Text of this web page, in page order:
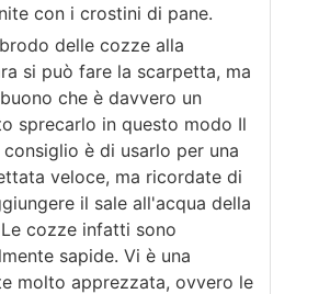
con i crostini di pane.
delle cozze alla
si può fare la scarpetta, ma
che è davvero un
sprecarlo in questo modo Il
è di usarlo per una
veloce, ma ricordate di
il sale all'acqua della
cozze infatti sono
sapide. Vi è una
molto apprezzata, ovvero le